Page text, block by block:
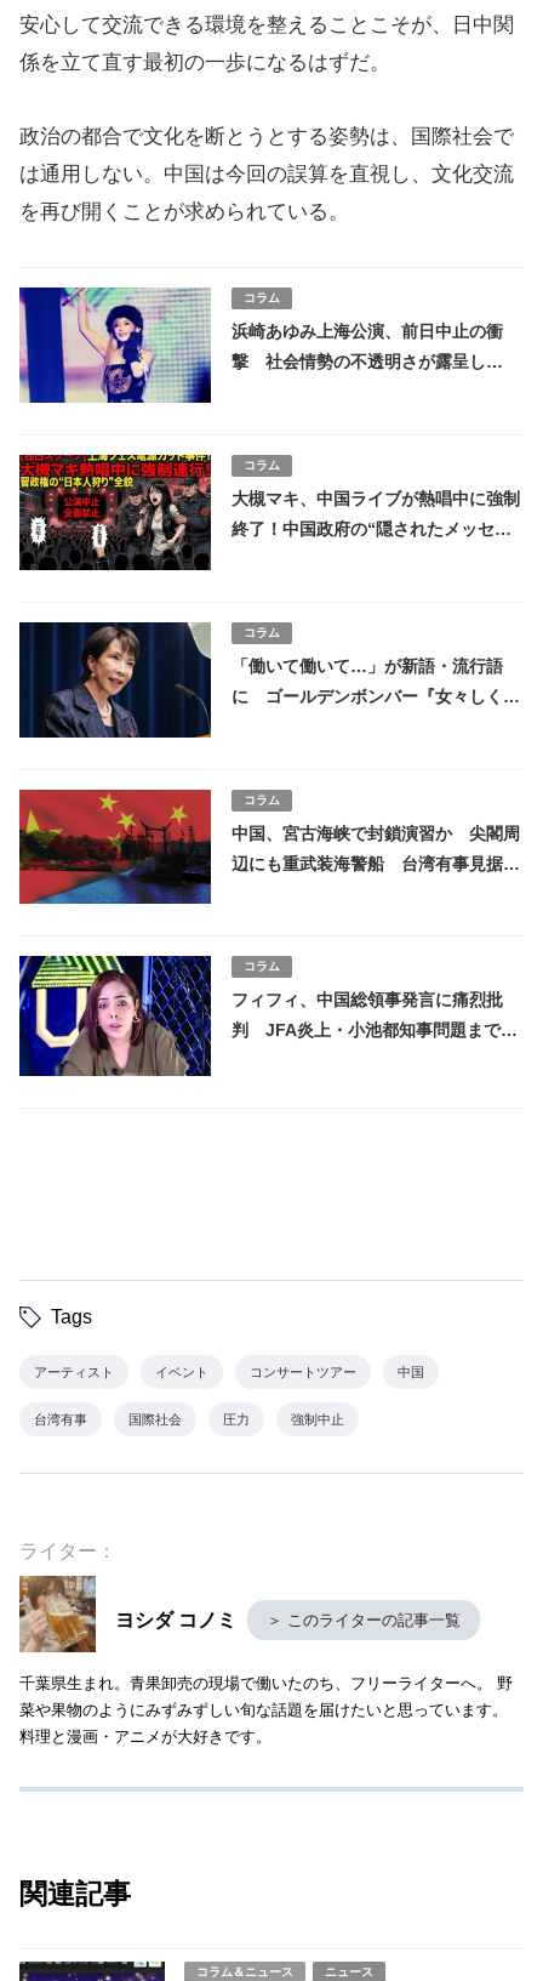
安心して交流できる環境を整えることこそが、日中関
係を立て直す最初の一歩になるはずだ。
政治の都合で文化を断とうとする姿勢は、国際社会で
は通用しない。中国は今回の誤算を直視し、文化交流
を再び開くことが求められている。
コラム
浜崎あゆみ上海公演、前日中止の衝
撃 社会情勢の不透明さが露呈し
コラム
大槻マキ、中国ライブが熱唱中に強制
終了！中国政府の“隠されたメッセー
コラム
「働いて働いて…」が新語・流行語
に ゴールデンボンバー『女々しく
コラム
中国、宮古海峡で封鎖演習か 尖閣周
辺にも重武装海警船 台湾有事見据
コラム
フィフィ、中国総領事発言に痛烈批
判 JFA炎上・小池都知事問題までも
Tags
アーティスト イベント コンサートツアー 中国
台湾有事 国際社会 圧力 強制中止
ライター：
ヨシダ コノミ ＞ このライターの記事一覧
千葉県生まれ。青果卸売の現場で働いたのち、フリーライターへ。 野
菜や果物のようにみずみずしい旬な話題を届けたいと思っています。
料理と漫画・アニメが大好きです。
関連記事
コラム＆ニュース ニュース